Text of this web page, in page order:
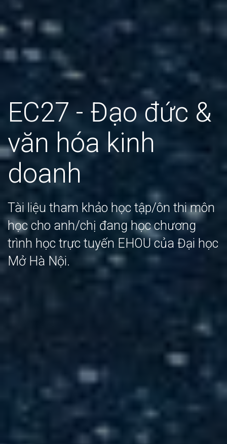
EC27 - Đạo đức &
văn hóa kinh
doanh
Tài liệu tham khảo học tập/ôn thi môn
học cho anh/chị đang học chương
trình học trực tuyến EHOU của Đại học
Mở Hà Nội.